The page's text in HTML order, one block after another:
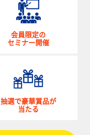
会員限定の
セミナー開催
抽選で豪華賞品が
当たる